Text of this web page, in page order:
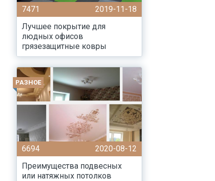
7471
2019-11-18
Лучшее покрытие для
людных офисов
грязезащитные ковры
РАЗНОЕ
6694
2020-08-12
Преимущества подвесных
или натяжных потолков